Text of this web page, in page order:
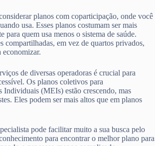
planos com coparticipação, onde você
usa. Esses planos costumam ser mais
para quem usa menos o sistema de saúde.
compartilhadas, em vez de quartos privados,
economizar.
de diversas operadoras é crucial para
Os planos coletivos para
Individuais (MEIs) estão crescendo, mas
Eles podem ser mais altos que em planos
pode facilitar muito a sua busca pelo
para encontrar o melhor plano para